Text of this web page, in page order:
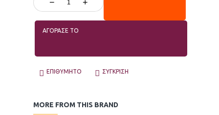
− +
ΑΓΟΡΑΣΕ ΤΟ
ΕΠΙΘΥΜΗΤΌ ΣΎΓΚΡΙΣΗ
MORE FROM THIS BRAND